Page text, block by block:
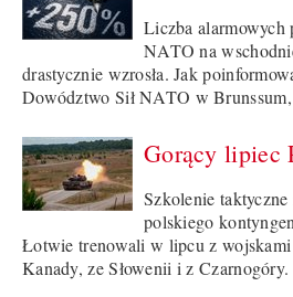
Liczba alarmowych
NATO na
drastycznie wzrosła. Jak
Dowództwo Sił NATO w
Gorący lipiec
Szkolenie
polskiego
Łotwie trenowali w lipcu z
Kanady, ze Słowenii i z Czarnogóry.